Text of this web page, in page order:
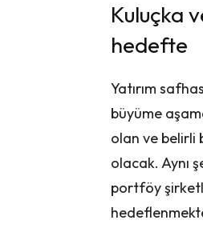
Kuluçka
hedefte
Yatırım
büyüme
olan ve belirli
olacak. Aynı
portföy